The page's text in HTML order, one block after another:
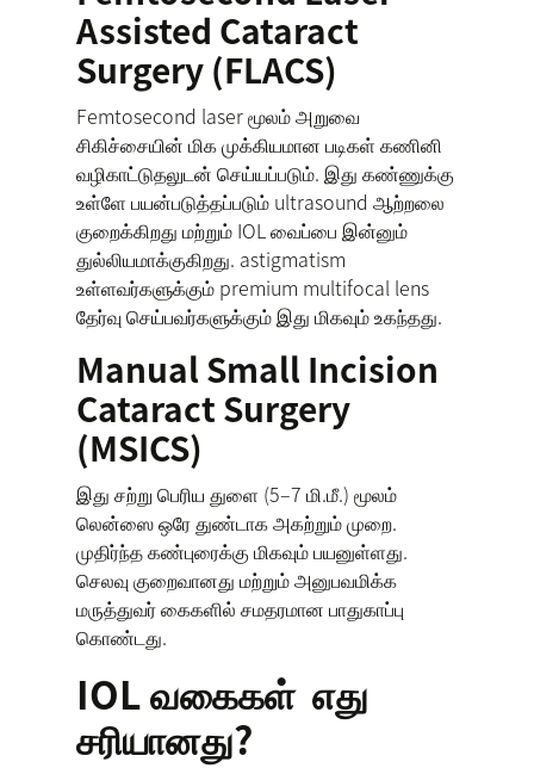
Assisted Cataract
Surgery (FLACS)
Femtosecond laser மூலம் அறுவை
சிகிச்சையின் மிக முக்கியமான படிகள் கணினி
வழிகாட்டுதலுடன் செய்யப்படும். இது கண்ணுக்கு
உள்ளே பயன்படுத்தப்படும் ultrasound ஆற்றலை
குறைக்கிறது மற்றும் IOL வைப்பை இன்னும்
துல்லியமாக்குகிறது. astigmatism
உள்ளவர்களுக்கும் premium multifocal lens
தேர்வு செய்பவர்களுக்கும் இது மிகவும் உகந்தது.
Manual Small Incision
Cataract Surgery
(MSICS)
இது சற்று பெரிய துளை (5–7 மி.மீ.) மூலம்
லென்ஸை ஒரே துண்டாக அகற்றும் முறை.
முதிர்ந்த கண்புரைக்கு மிகவும் பயனுள்ளது.
செலவு குறைவானது மற்றும் அனுபவமிக்க
மருத்துவர் கைகளில் சமதரமான பாதுகாப்பு
கொண்டது.
IOL வகைகள் எது
சரியானது?